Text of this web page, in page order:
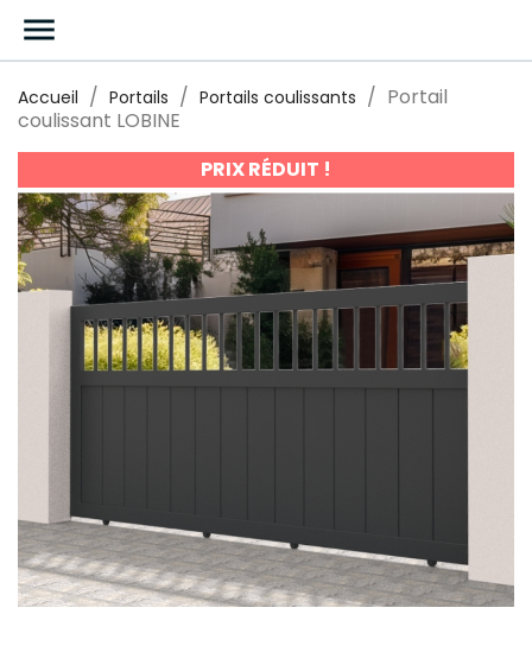

Accueil Portails Portails coulissants
Portail
coulissant LOBINE
PRIX RÉDUIT !